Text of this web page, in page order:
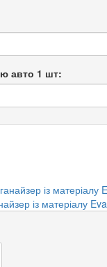
авто 1 шт:
із матеріалу Eva